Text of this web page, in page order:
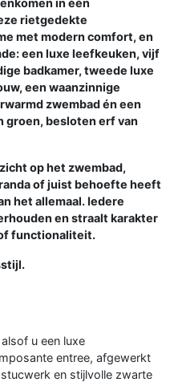
rietgedekte
met modern comfort, en
een luxe leefkeuken, vijf
badkamer, tweede luxe
een waanzinnige
zwembad én een
groen, besloten erf van
op het zwembad,
of juist behoefte heeft
het allemaal. Iedere
en straalt karakter
functionaliteit.
u een luxe
entree, afgewerkt
en stijlvolle zwarte